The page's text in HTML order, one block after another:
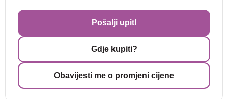
Pošalji upit!
Gdje kupiti?
Obavijesti me o promjeni cijene